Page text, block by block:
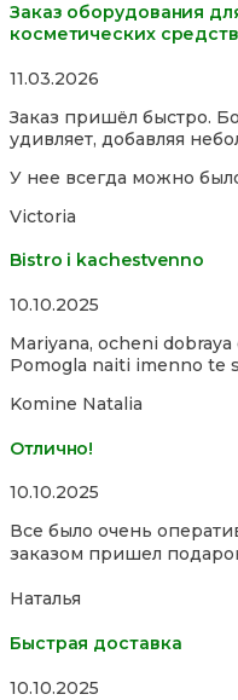
Заказ оборудования
косметических средств
Rated
out
of
11.03.2026
Заказ пришёл быстро.
удивляет, добавляя
У нее всегда можно
Victoria
Bistro i kachestvenno
Rated
out
of
10.10.2025
Mariyana, ocheni
Pomogla naiti imenno te
Komine Natalia
Отлично!
Rated
out
of
10.10.2025
Все было очень
заказом пришел
Наталья
Быстрая доставка
Rated
10.10.2025